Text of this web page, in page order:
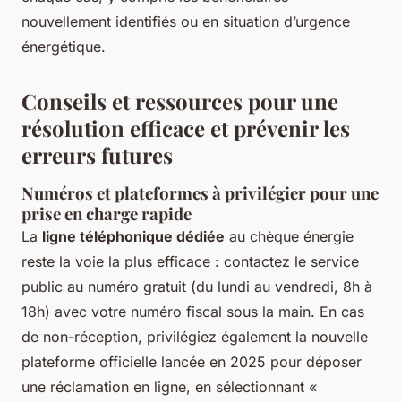
nouvellement identifiés ou en situation d’urgence
énergétique.
Conseils et ressources pour une
résolution efficace et prévenir les
erreurs futures
Numéros et plateformes à privilégier pour une
prise en charge rapide
La ligne téléphonique dédiée au chèque énergie
reste la voie la plus efficace : contactez le service
public au numéro gratuit (du lundi au vendredi, 8h à
18h) avec votre numéro fiscal sous la main. En cas
de non-réception, privilégiez également la nouvelle
plateforme officielle lancée en 2025 pour déposer
une réclamation en ligne, en sélectionnant «